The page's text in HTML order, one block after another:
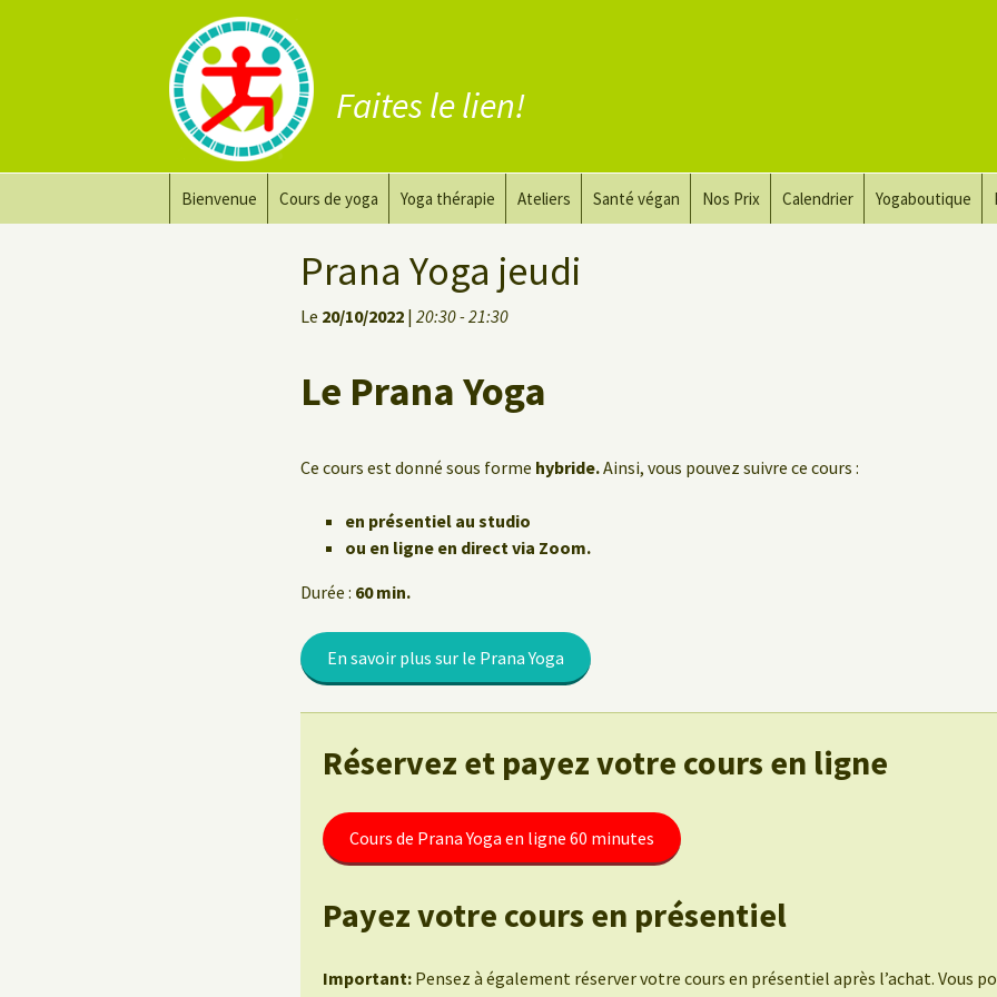
Faites le lien!
Bienvenue Cours de yoga
Yoga de récupération
Yoga thérapie
Le yoga pour guérir
Ateliers Santé végan Nos Prix Calendrier Yogaboutique
Prana Yoga jeudi
Le 20/10/2022 | 20:30 - 21:30
Le Prana Yoga
Ce cours est donné sous forme hybride.Ainsi, vous pouvez suivre ce cours :
en présentiel au studio
ou en ligne en direct via Zoom.
Durée : 60 min.
En savoir plus sur le Prana Yoga
Réservez et payez votre cours en ligne
Cours de Prana Yoga en ligne 60 minutes
Payez votre cours en présentiel
Important: Pensez à également réserver votre cours en présentiel après l’achat. Vous